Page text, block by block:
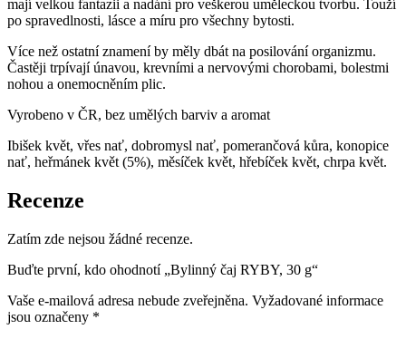
mají velkou fantazii a nadání pro veškerou uměleckou tvorbu. Touží
po spravedlnosti, lásce a míru pro všechny bytosti.
Více než ostatní znamení by měly dbát na posilování organizmu.
Častěji trpívají únavou, krevními a nervovými chorobami, bolestmi
nohou a onemocněním plic.
Vyrobeno v ČR, bez umělých barviv a aromat
Ibišek květ, vřes nať, dobromysl nať, pomerančová kůra, konopice
nať, heřmánek květ (5%), měsíček květ, hřebíček květ, chrpa květ.
Recenze
Zatím zde nejsou žádné recenze.
Buďte první, kdo ohodnotí „Bylinný čaj RYBY, 30 g“
Vaše e-mailová adresa nebude zveřejněna. Vyžadované informace
jsou označeny *